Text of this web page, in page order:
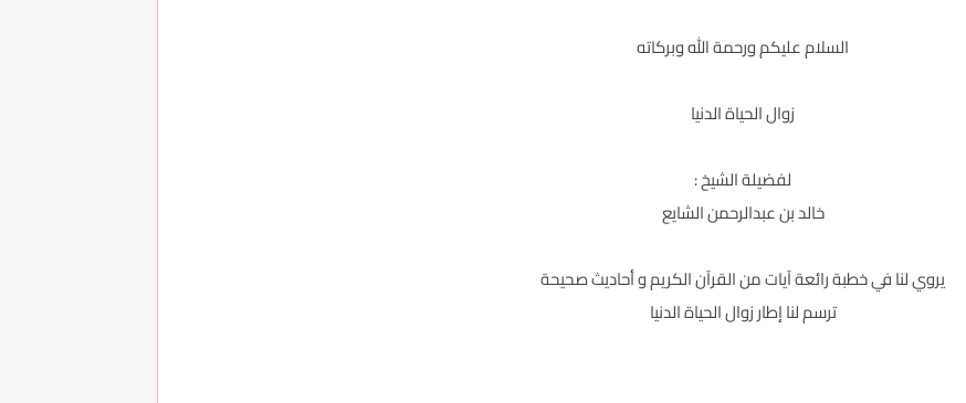
السلام عليكم ورحمة الله وبركاته
زوال الحياة الدنيا
لفضيلة الشيخ :
خالد بن عبدالرحمن الشايع
يروي لنا في خطبة رائعة آيات من القرآن الكريم و أحاديث صحيحة
ترسم لنا إطار زوال الحياة الدنيا